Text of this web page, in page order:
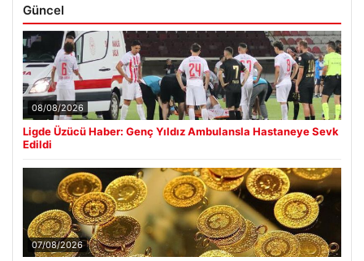
Güncel
08/08/2026
Ligde Üzücü Haber: Genç Yıldız Ambulansla Hastaneye Sevk
Edildi
07/08/2026